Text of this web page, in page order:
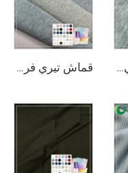
قماش جيرسي صديق للبيئة فائق النعومة مصنوع من 93% خيزران ليوسيل و7% سباندكس، وزنه 190 جرامًا للمتر المربع، خفيف الوزن ومرن للملابس قماش تيري فرنسي ناعم من القطن العضوي المسامي، ثقيل الوزن 400 جرام للمتر المربع، مناسب للقمصان الرياضية